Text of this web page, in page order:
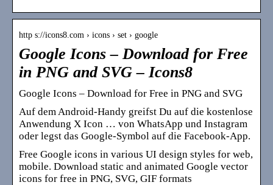
http s://icons8.com › icons › set › google
Google Icons – Download for Free
in PNG and SVG – Icons8
Google Icons – Download for Free in PNG and SVG
Auf dem Android-Handy greifst Du auf die kostenlose
Anwendung X Icon … von WhatsApp und Instagram
oder legst das Google-Symbol auf die Facebook-App.
Free Google icons in various UI design styles for web,
mobile. Download static and animated Google vector
icons for free in PNG, SVG, GIF formats